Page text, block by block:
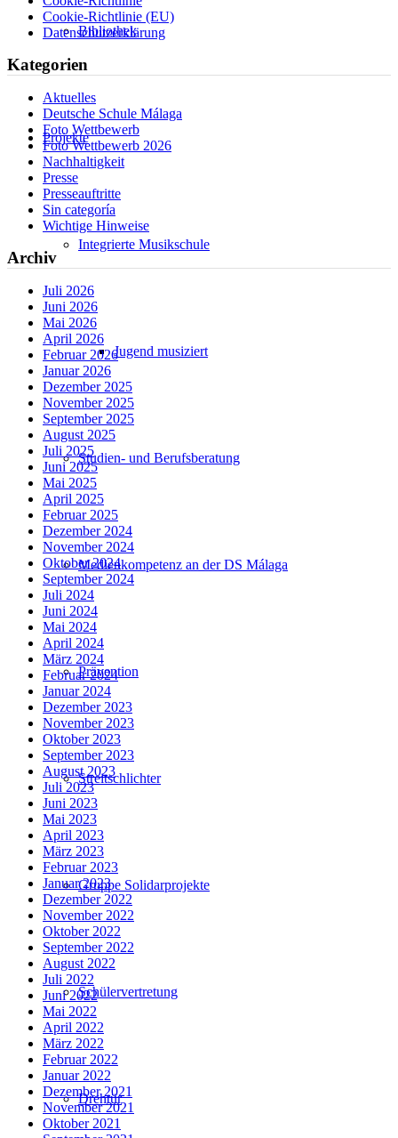
Bibliothek
Projekte
Integrierte Musikschule
Jugend musiziert
Studien- und Berufsberatung
Medienkompetenz an der DS Málaga
Prävention
Streitschlichter
Gruppe Solidarprojekte
Schülervertretung
Drehtür
Cookie-Richtlinie (EU)
Datenschutzerklärung
Kategorien
Aktuelles
Deutsche Schule Málaga
Foto Wettbewerb
Foto Wettbewerb 2026
Nachhaltigkeit
Presse
Presseauftritte
Sin categoría
Wichtige Hinweise
Archiv
Juli 2026
Juni 2026
Mai 2026
April 2026
Februar 2026
Januar 2026
Dezember 2025
November 2025
September 2025
August 2025
Juli 2025
Juni 2025
Mai 2025
April 2025
Februar 2025
Dezember 2024
November 2024
Oktober 2024
September 2024
Juli 2024
Juni 2024
Mai 2024
April 2024
März 2024
Februar 2024
Januar 2024
Dezember 2023
November 2023
Oktober 2023
September 2023
August 2023
Juli 2023
Juni 2023
Mai 2023
April 2023
März 2023
Februar 2023
Januar 2023
Dezember 2022
November 2022
Oktober 2022
September 2022
August 2022
Juli 2022
Juni 2022
Mai 2022
April 2022
März 2022
Februar 2022
Januar 2022
Dezember 2021
November 2021
Oktober 2021